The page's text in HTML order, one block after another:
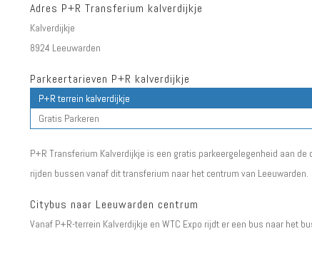
Adres P+R Transferium kalverdijkje
Kalverdijkje
8924 Leeuwarden
Parkeertarieven P+R kalverdijkje
P+R terrein kalverdijkje
Gratis Parkeren
P+R Transferium Kalverdijkje is een gratis parkeergelegenheid aan de
rijden bussen vanaf dit transferium naar het centrum van Leeuwarden.
Citybus naar Leeuwarden centrum
Vanaf P+R-terrein Kalverdijkje en WTC Expo rijdt er een bus naar het